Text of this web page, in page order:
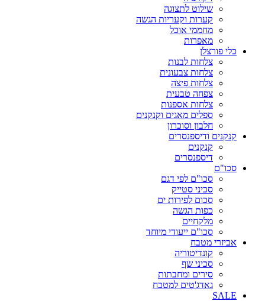
שילוט לתצוגה
קערות וקעריות הגשה
מחממי אוכל
מאפרות
כלי פורצלן
צלחות לבנות
צלחות צבעונית
צלחות פיצה
צפחה טבעית
צלחות אספנות
ספלים מאגים וקנקנים
חלבון וסוכרון
קנקנים ודיספנסרים
קנקנים
דיספנסרים
סכו"ם
סכו"ם לפי דגם
סכיני סטייק
סכום לפירות ים
כפות הגשה
מלקחיים
סכו"ם ייעודי מיוחד
אביזרי מטבח
קונדיטוריה
סכיני שף
סירים ומחבתות
גאדג'טים למטבח
SALE